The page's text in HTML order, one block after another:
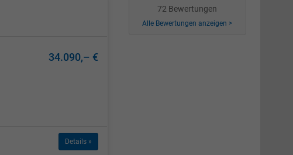
34.090,– €
Details »
72 Bewertungen
Alle Bewertungen anzeigen >